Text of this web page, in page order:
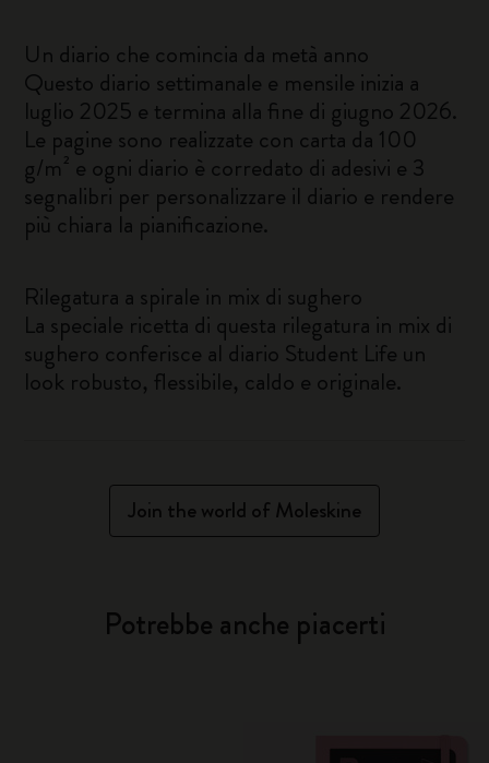
Un diario che comincia da metà anno
Questo diario settimanale e mensile inizia a
luglio 2025 e termina alla fine di giugno 2026.
Le pagine sono realizzate con carta da 100
g/m² e ogni diario è corredato di adesivi e 3
segnalibri per personalizzare il diario e rendere
più chiara la pianificazione.
Rilegatura a spirale in mix di sughero
La speciale ricetta di questa rilegatura in mix di
sughero conferisce al diario Student Life un
look robusto, flessibile, caldo e originale.
Join the world of Moleskine
Potrebbe anche piacerti